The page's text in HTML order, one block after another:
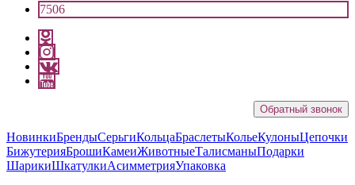
7506
Обратный звонок
НовинкиБрендыСерьгиКольцаБраслетыКольеКулоныЦепочки
БижутерияБрошиКамеиЖивотныеТалисманыПодарки
ШарикиШкатулкиАсимметрияУпаковка